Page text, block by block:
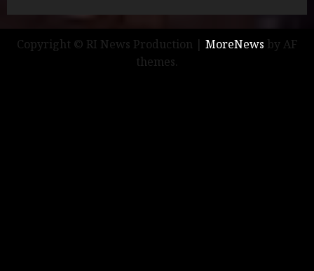
Copyright © RI News Production | MoreNews by AF
themes.